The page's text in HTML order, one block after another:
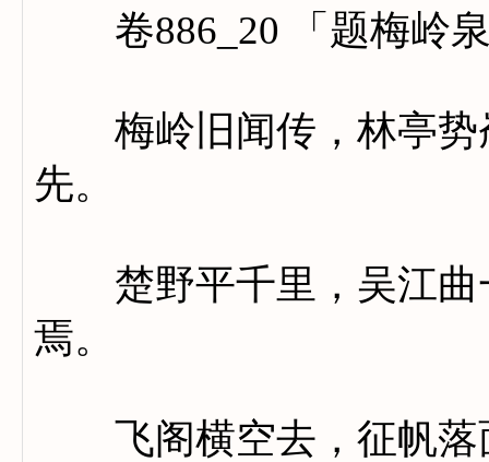
卷886_20 「题梅岭
梅岭旧闻传，林亭势
先。
楚野平千里，吴江曲
焉。
飞阁横空去，征帆落